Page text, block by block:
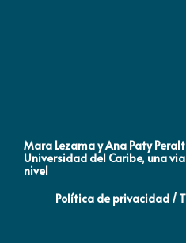
Mara Lezama y Ana Paty
Universidad del Caribe, una
nivel
Política de privacidad /